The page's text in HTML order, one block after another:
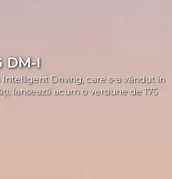
DM-I
Intelligent Driving, care s-a vândut în
lansează acum o versiune de 175